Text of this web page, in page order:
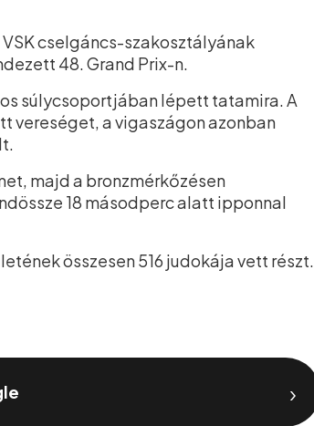
cselgáncs-szakosztályának
48. Grand Prix-n.
súlycsoportjában lépett tatamira. A
vereséget, a vigaszágon azonban
majd a bronzmérkőzésen
18 másodperc alatt ipponnal
összesen 516 judokája vett részt.
›